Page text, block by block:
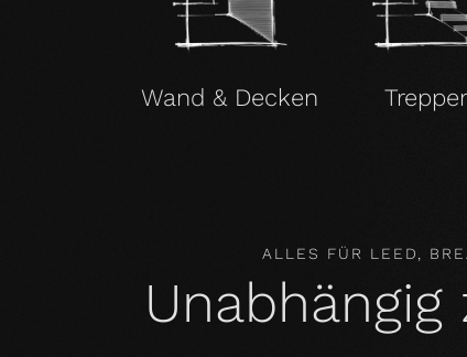
Wand & Decken
ALLES FÜR LEED,